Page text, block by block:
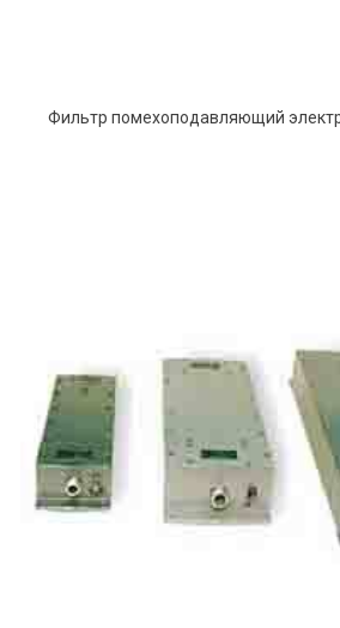
Фильтр помехоподавляющий